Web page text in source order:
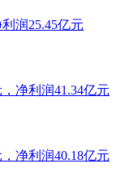
润25.45亿元
净利润41.34亿元
净利润40.18亿元